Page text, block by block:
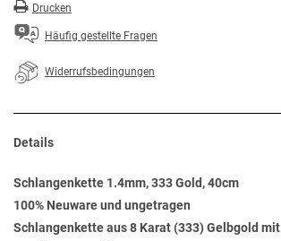
Drucken
Häufig gestellte Fragen
Widerrufsbedingungen
Details
Schlangenkette 1.4mm, 333 Gold, 40cm
100% Neuware und ungetragen
Schlangenkette aus 8 Karat (333) Gelbgold mit